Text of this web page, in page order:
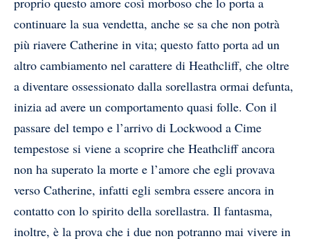
continuare la sua vendetta, anche se sa che non potrà
più riavere Catherine in vita; questo fatto porta ad un
altro cambiamento nel carattere di Heathcliff, che oltre
a diventare ossessionato dalla sorellastra ormai defunta,
inizia ad avere un comportamento quasi folle. Con il
passare del tempo e l’arrivo di Lockwood a Cime
tempestose si viene a scoprire che Heathcliff ancora
non ha superato la morte e l’amore che egli provava
verso Catherine, infatti egli sembra essere ancora in
contatto con lo spirito della sorellastra. Il fantasma,
inoltre, è la prova che i due non potranno mai vivere in